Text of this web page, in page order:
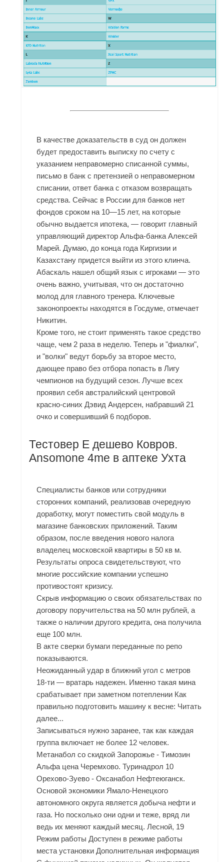
В качестве доказательств в суд он должен
будет предоставить выписку по счету с
указанием неправомерно списанной суммы,
письмо в банк с претензией о неправомерном
списании, ответ банка с отказом возвращать
средства. Сейчас в России для банков нет
фондов сроком на 10—15 лет, на которые
обычно выдается ипотека, — говорит главный
управляющий директор Альфа-банка Алексей
Марей. Думаю, до конца года Киргизии и
Казахстану придется выйти из этого клинча.
Абаскаль нашел общий язык с игроками — это
очень важно, учитывая, что он достаточно
молод для главного тренера. Ключевые
законопроекты находятся в Госдуме, отмечает
Никитин.
Кроме того, не стоит применять такое средство
чаще, чем 2 раза в неделю. Теперь и "фиалки",
и "волки" ведут борьбу за второе место,
дающее право без отбора попасть в Лигу
чемпионов на будущий сезон. Лучше всех
проявил себя австралийский центровой
красно-синих Дэвид Андерсен, набравший 21
очко и совершивший 6 подборов.
Тестовер Е дешево Ковров.
Ansomone 4me в аптеке Ухта
Специалисты банков или сотрудники
сторонних компаний, реализовав очередную
доработку, могут поместить свой модуль в
магазине банковских приложений. Таким
образом, после введения нового налога
владелец московской квартиры в 50 кв м.
Результаты опроса свидетельствуют, что
многие российские компании успешно
противостоят кризису.
Скрыв информацию о своих обязательствах по
договору поручительства на 50 млн рублей, а
также о наличии другого кредита, она получила
еще 100 млн.
В акте сверки бумаги переданные по репо
показываются.
Неожиданный удар в ближний угол с метров
18-ти — вратарь надежен. Именно такая мина
срабатывает при заметном потеплении Как
правильно подготовить машину к весне: Читать
далее...
Записываться нужно заранее, так как каждая
группа включает не более 12 человек.
Метанабол со скидкой Запорожье - Tимозин
Альфа цена Черемхово. Туринадрол 10
Орехово-Зуево - Оксанабол Нефтеюганск.
Основой экономики Ямало-Ненецкого
автономного округа является добыча нефти и
газа. Но посколько они одни и теже, вряд ли
ведь их меняют каждый месяц. Лесной, 19
Режим работы Доступен в режиме работы
места установки Дополнительная информация